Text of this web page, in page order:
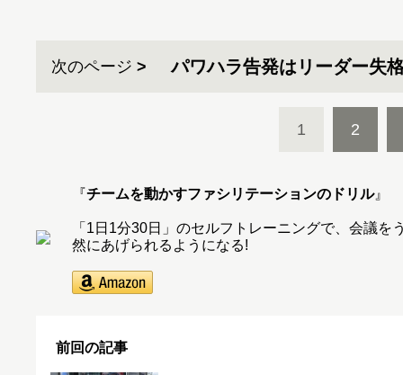
次のページ パワハラ告発はリーダー失
1 2
『チームを動かすファシリテーションのドリル』
「1日1分30日」のセルフトレーニングで、会議
然にあげられるようになる!
前回の記事